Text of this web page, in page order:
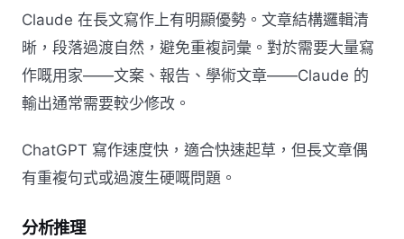
Claude 在長文寫作上有明顯優勢。文章結構邏輯清
晰，段落過渡自然，避免重複詞彙。對於需要大量寫
作嘅用家——文案、報告、學術文章——Claude 的
輸出通常需要較少修改。
ChatGPT 寫作速度快，適合快速起草，但長文章偶
有重複句式或過渡生硬嘅問題。
分析推理